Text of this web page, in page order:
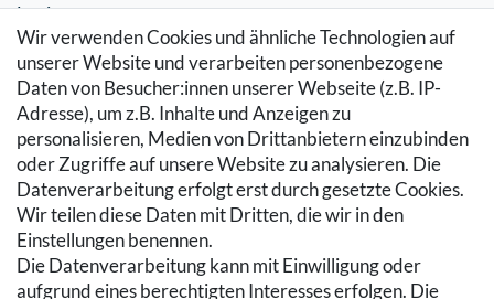
Wir verwenden Cookies und ähnliche Technologien auf
unserer Website und verarbeiten personenbezogene
Daten von Besucher:innen unserer Webseite (z.B. IP-
Adresse), um z.B. Inhalte und Anzeigen zu
personalisieren, Medien von Drittanbietern einzubinden
oder Zugriffe auf unsere Website zu analysieren. Die
Datenverarbeitung erfolgt erst durch gesetzte Cookies.
Wir teilen diese Daten mit Dritten, die wir in den
Einstellungen benennen.
Die Datenverarbeitung kann mit Einwilligung oder
aufgrund eines berechtigten Interesses erfolgen. Die
Login
SERVICE
Zahlung & Versand
Warenkorb
Zur Kasse
Hilfe
RECHTLICHES
Kontakt